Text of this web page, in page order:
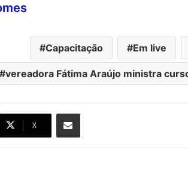
Capacitação Em live
vereadora Fátima Araújo ministra
X
Compartilhar por e-mail